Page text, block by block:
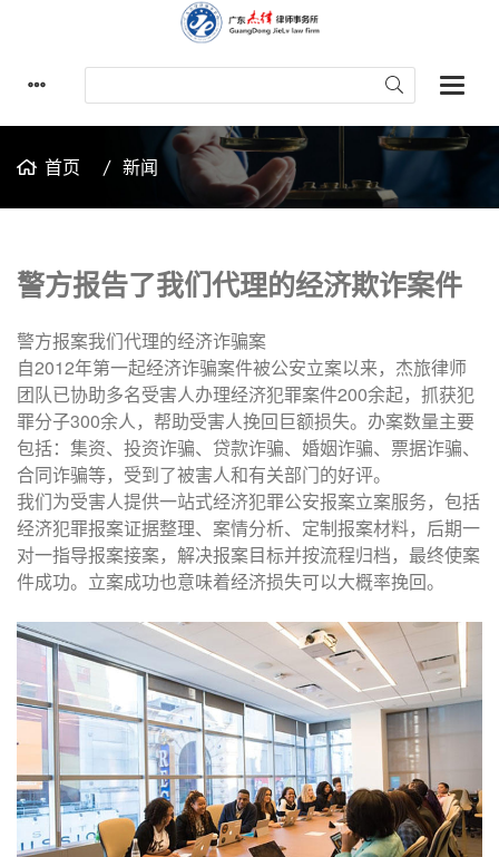
首页 新闻
警方报告了我们代理的经济欺诈案件
警方报案我们代理的经济诈骗案
自2012年第一起经济诈骗案件被公安立案以来，杰旅律师
团队已协助多名受害人办理经济犯罪案件200余起，抓获犯
罪分子300余人，帮助受害人挽回巨额损失。办案数量主要
包括：集资、投资诈骗、贷款诈骗、婚姻诈骗、票据诈骗、
合同诈骗等，受到了被害人和有关部门的好评。
我们为受害人提供一站式经济犯罪公安报案立案服务，包括
经济犯罪报案证据整理、案情分析、定制报案材料，后期一
对一指导报案接案，解决报案目标并按流程归档，最终使案
件成功。立案成功也意味着经济损失可以大概率挽回。